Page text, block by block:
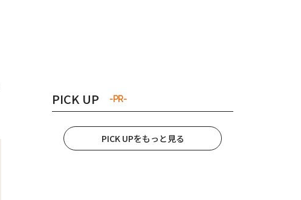
PICK UP -PR-
PICK UPをもっと見る